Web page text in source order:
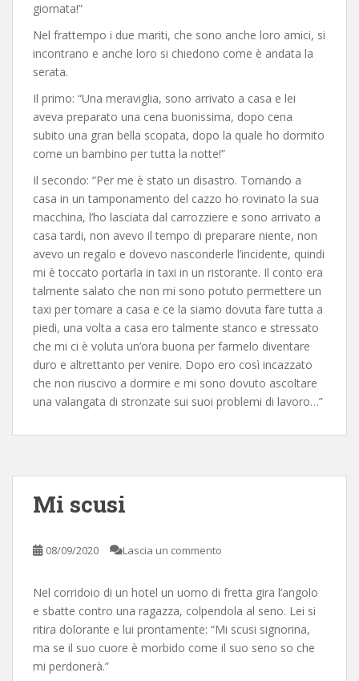
giornata!”
Nel frattempo i due mariti, che sono anche loro amici, si
incontrano e anche loro si chiedono come è andata la
serata.
Il primo: “Una meraviglia, sono arrivato a casa e lei
aveva preparato una cena buonissima, dopo cena
subito una gran bella scopata, dopo la quale ho dormito
come un bambino per tutta la notte!”
Il secondo: “Per me è stato un disastro. Tornando a
casa in un tamponamento del cazzo ho rovinato la sua
macchina, l’ho lasciata dal carrozziere e sono arrivato a
casa tardi, non avevo il tempo di preparare niente, non
avevo un regalo e dovevo nasconderle l’incidente, quindi
mi è toccato portarla in taxi in un ristorante. Il conto era
talmente salato che non mi sono potuto permettere un
taxi per tornare a casa e ce la siamo dovuta fare tutta a
piedi, una volta a casa ero talmente stanco e stressato
che mi ci è voluta un’ora buona per farmelo diventare
duro e altrettanto per venire. Dopo ero così incazzato
che non riuscivo a dormire e mi sono dovuto ascoltare
una valangata di stronzate sui suoi problemi di lavoro…”
Mi scusi
08/09/2020 Lascia un commento
Nel corridoio di un hotel un uomo di fretta gira l’angolo
e sbatte contro una ragazza, colpendola al seno. Lei si
ritira dolorante e lui prontamente: “Mi scusi signorina,
ma se il suo cuore è morbido come il suo seno so che
mi perdonerà.”